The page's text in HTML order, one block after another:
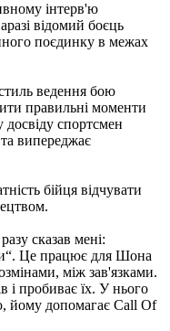
інтерв'ю
відомий боєць
поєдинку в межах
ведення бою
правильні моменти
досвіду спортсмен
випереджає
бійця відчувати
сказав мені:
Це працює для Шона
між зав'язками.
і пробиває їх. У нього
йому допомагає Call Of